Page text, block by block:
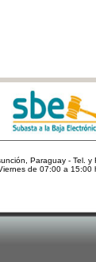
Paraguay - Tel.
de 07:00 a 15:00